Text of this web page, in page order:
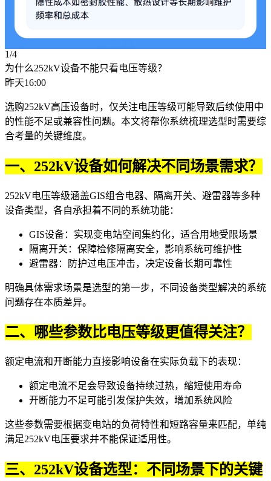
1/4
为什么252kV设备不能只看电压等级？
昨天16:00
选购252kV高压设备时，仅关注电压等级可能导致后续使用中
的性能不足或兼容性问题。本文将帮你系统梳理选型时需要综
合考量的关键维度。
一、252kV设备如何解决不同场景需求？
252kV电压等级涵盖GIS组合电器、隔离开关、避雷器等多种
设备类型，各自承担着不同的系统功能：
GIS设备：实现变电站空间集约化，适合用地受限场景
隔离开关：保障检修隔离安全，影响系统可维护性
避雷器：防护过电压冲击，决定设备长期可靠性
明确具体需求场景是选型的第一步，不同设备类型解决的系统
问题存在本质差异。
二、哪些参数比电压等级更值得关注？
额定电流和开断能力直接影响设备在实际负载下的表现：
额定电流不足会导致设备持续过热，缩短使用寿命
开断能力不足可能引发保护失效，增加系统风险
这些参数需要根据变电站的负荷特性和短路容量来匹配，单纯
满足252kV电压要求并不能保证适用性。
三、252kV设备选型：不同场景下的关键